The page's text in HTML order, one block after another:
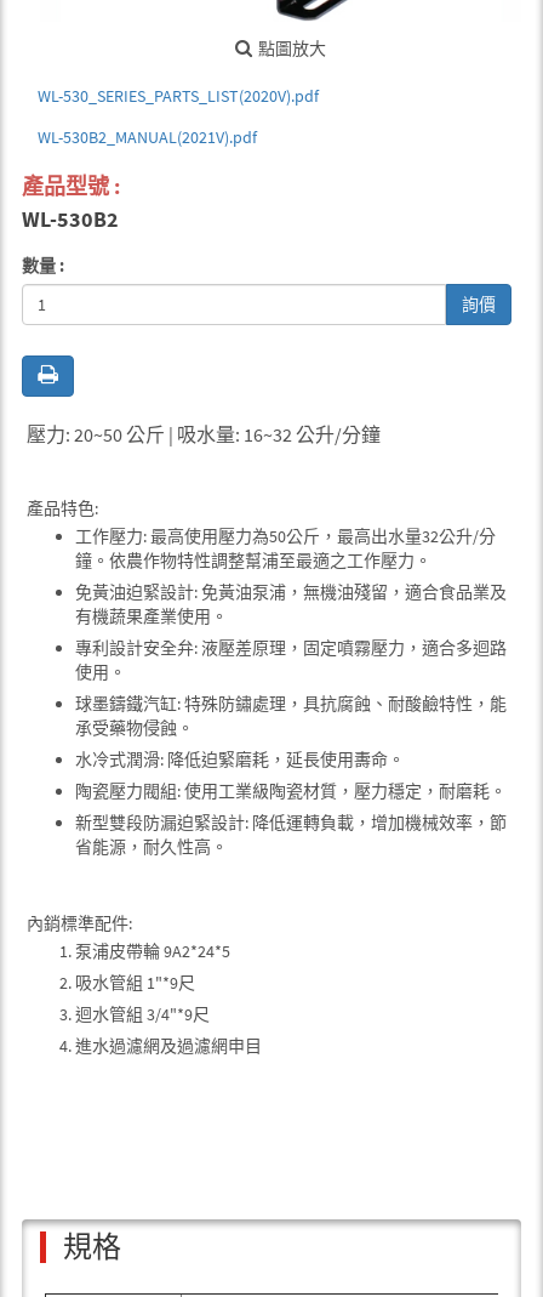
點圖放大
WL-530_SERIES_PARTS_LIST(2020V).pdf
WL-530B2_MANUAL(2021V).pdf
產品型號 :
WL-530B2
數量 :
詢價
壓力: 20~50 公斤 | 吸水量: 16~32 公升/分鐘
產品特色:
工作壓力: 最高使用壓力為50公斤，最高出水量32公升/分
鐘。依農作物特性調整幫浦至最適之工作壓力。
免黃油迫緊設計: 免黃油泵浦，無機油殘留，適合食品業及
有機蔬果產業使用。
專利設計安全弁: 液壓差原理，固定噴霧壓力，適合多迴路
使用。
球墨鑄鐵汽缸: 特殊防鏽處理，具抗腐蝕、耐酸鹼特性，能
承受藥物侵蝕。
水冷式潤滑: 降低迫緊磨耗，延長使用夀命。
陶瓷壓力閥組: 使用工業級陶瓷材質，壓力穩定，耐磨耗。
新型雙段防漏迫緊設計: 降低運轉負載，增加機械效率，節
省能源，耐久性高。
內銷標準配件:
泵浦皮帶輪 9A2*24*5
吸水管組 1"*9尺
迴水管組 3/4"*9尺
進水過濾網及過濾網申目
規格